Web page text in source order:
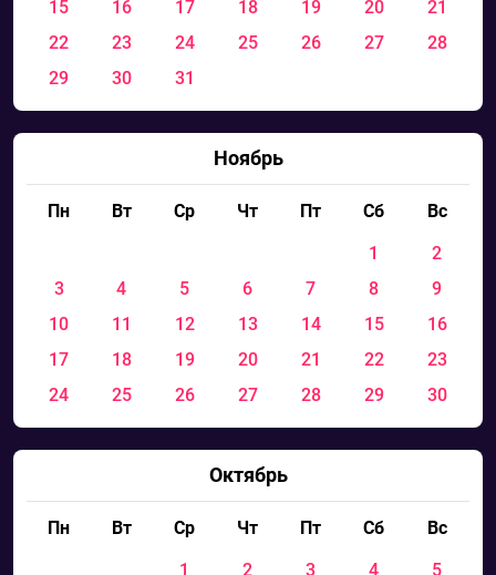
15 16 17 18 19 20
21
22
23 24 25 26 27
28
29
30 31
Ноябрь
Пн Вт Ср Чт Пт Сб
Вс
1
2
3
4 5 6 7 8
9
10
11 12 13 14 15
16
17
18 19 20 21 22
23
24
25 26 27 28 29 30
Октябрь
Пн Вт Ср Чт Пт Сб
Вс
1
2 3 4
5